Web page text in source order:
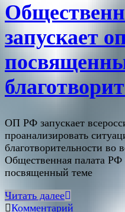
запускает
ОП РФ запускает
проанализировать
благотворительности во
Общественная палата РФ
посвященный теме
Читать далее
Комментарий